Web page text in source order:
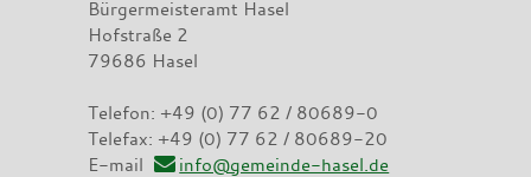
Bürgermeisteramt Hasel
Hofstraße 2
79686 Hasel
Telefon: +49 (0) 77 62 / 80689-0
Telefax: +49 (0) 77 62 / 80689-20
E-mail
info@gemeinde-hasel.de